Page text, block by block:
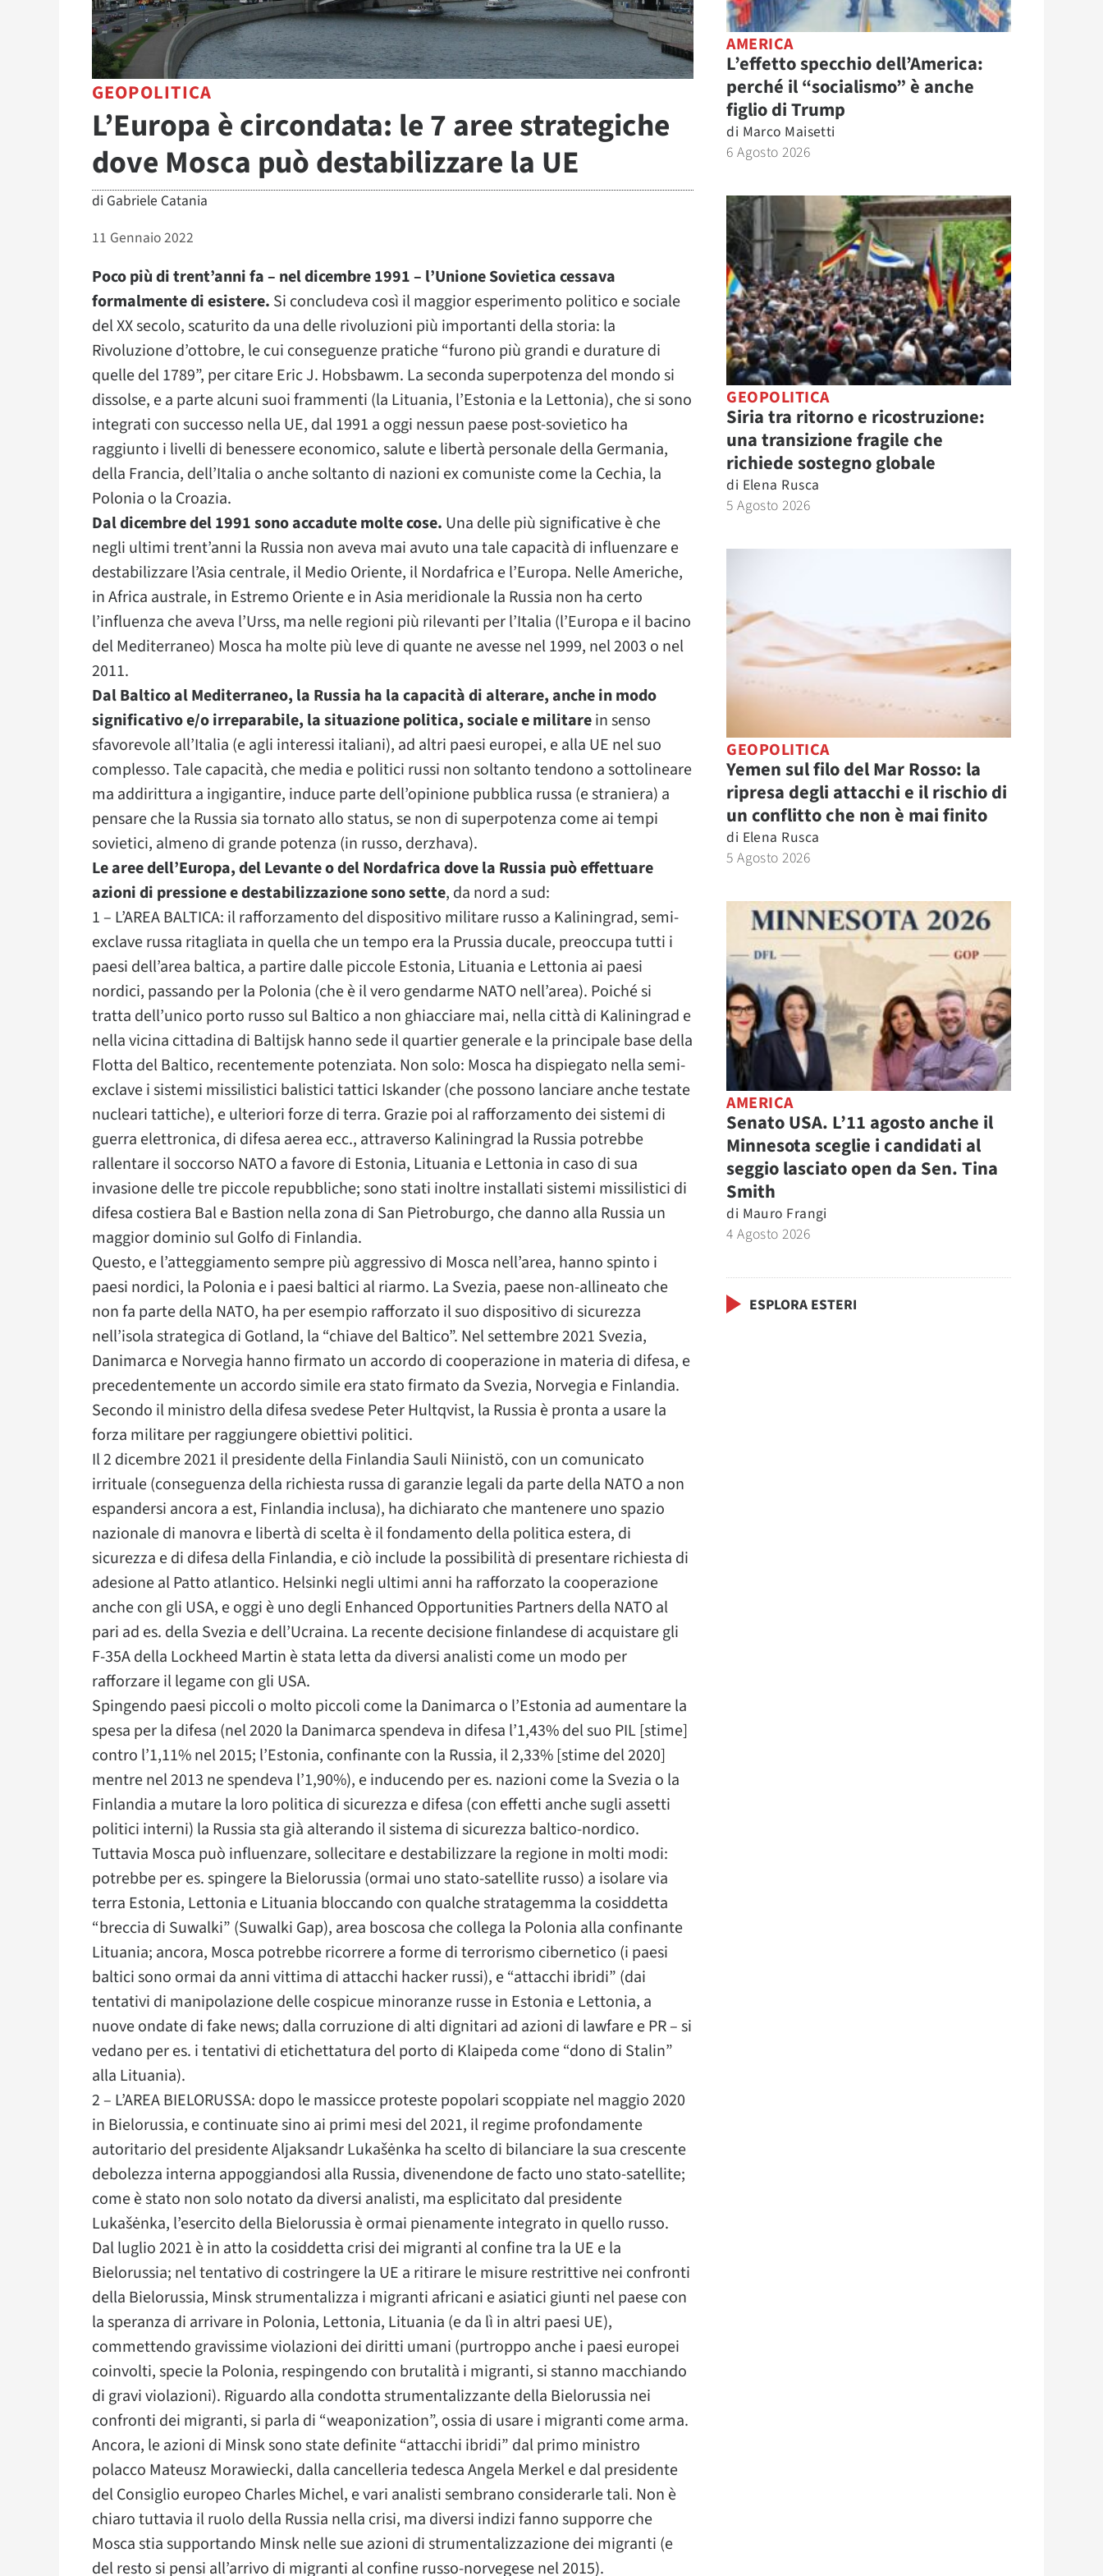
GEOPOLITICA
L’Europa è circondata: le 7 aree strategiche
dove Mosca può destabilizzare la UE
di Gabriele Catania
11 Gennaio 2022
Poco più di trent’anni fa – nel dicembre 1991 – l’Unione Sovietica cessava
formalmente di esistere. Si concludeva così il maggior esperimento politico e sociale
del XX secolo, scaturito da una delle rivoluzioni più importanti della storia: la
Rivoluzione d’ottobre, le cui conseguenze pratiche “furono più grandi e durature di
quelle del 1789”, per citare Eric J. Hobsbawm. La seconda superpotenza del mondo si
dissolse, e a parte alcuni suoi frammenti (la Lituania, l’Estonia e la Lettonia), che si sono
integrati con successo nella UE, dal 1991 a oggi nessun paese post-sovietico ha
raggiunto i livelli di benessere economico, salute e libertà personale della Germania,
della Francia, dell’Italia o anche soltanto di nazioni ex comuniste come la Cechia, la
Polonia o la Croazia.
Dal dicembre del 1991 sono accadute molte cose. Una delle più significative è che
negli ultimi trent’anni la Russia non aveva mai avuto una tale capacità di influenzare e
destabilizzare l’Asia centrale, il Medio Oriente, il Nordafrica e l’Europa. Nelle Americhe,
in Africa australe, in Estremo Oriente e in Asia meridionale la Russia non ha certo
l’influenza che aveva l’Urss, ma nelle regioni più rilevanti per l’Italia (l’Europa e il bacino
del Mediterraneo) Mosca ha molte più leve di quante ne avesse nel 1999, nel 2003 o nel
2011.
Dal Baltico al Mediterraneo, la Russia ha la capacità di alterare, anche in modo
significativo e/o irreparabile, la situazione politica, sociale e militarein senso
sfavorevole all’Italia (e agli interessi italiani), ad altri paesi europei, e alla UE nel suo
complesso. Tale capacità, che media e politici russi non soltanto tendono a sottolineare
ma addirittura a ingigantire, induce parte dell’opinione pubblica russa (e straniera) a
pensare che la Russia sia tornato allo status, se non di superpotenza come ai tempi
sovietici, almeno di grande potenza (in russo, derzhava).
Le aree dell’Europa, del Levante o del Nordafrica dove la Russia può effettuare
azioni di pressione e destabilizzazione sono sette, da nord a sud:
1 – L’AREA BALTICA: il rafforzamento del dispositivo militare russo a Kaliningrad, semi-
exclave russa ritagliata in quella che un tempo era la Prussia ducale, preoccupa tutti i
paesi dell’area baltica, a partire dalle piccole Estonia, Lituania e Lettonia ai paesi
nordici, passando per la Polonia (che è il vero gendarme NATO nell’area). Poiché si
tratta dell’unico porto russo sul Baltico a non ghiacciare mai, nella città di Kaliningrad e
nella vicina cittadina di Baltijsk hanno sede il quartier generale e la principale base della
Flotta del Baltico, recentemente potenziata. Non solo: Mosca ha dispiegato nella semi-
exclave i sistemi missilistici balistici tattici Iskander (che possono lanciare anche testate
nucleari tattiche), e ulteriori forze di terra. Grazie poi al rafforzamento dei sistemi di
guerra elettronica, di difesa aerea ecc., attraverso Kaliningrad la Russia potrebbe
rallentare il soccorso NATO a favore di Estonia, Lituania e Lettonia in caso di sua
invasione delle tre piccole repubbliche; sono stati inoltre installati sistemi missilistici di
difesa costiera Bal e Bastion nella zona di San Pietroburgo, che danno alla Russia un
maggior dominio sul Golfo di Finlandia.
Questo, e l’atteggiamento sempre più aggressivo di Mosca nell’area, hanno spinto i
paesi nordici, la Polonia e i paesi baltici al riarmo. La Svezia, paese non-allineato che
non fa parte della NATO, ha per esempio rafforzato il suo dispositivo di sicurezza
nell’isola strategica di Gotland, la “chiave del Baltico”. Nel settembre 2021 Svezia,
Danimarca e Norvegia hanno firmato un accordo di cooperazione in materia di difesa, e
precedentemente un accordo simile era stato firmato da Svezia, Norvegia e Finlandia.
Secondo il ministro della difesa svedese Peter Hultqvist, la Russia è pronta a usare la
forza militare per raggiungere obiettivi politici.
Il 2 dicembre 2021 il presidente della Finlandia Sauli Niinistö, con un comunicato
irrituale (conseguenza della richiesta russa di garanzie legali da parte della NATO a non
espandersi ancora a est, Finlandia inclusa), ha dichiarato che mantenere uno spazio
nazionale di manovra e libertà di scelta è il fondamento della politica estera, di
sicurezza e di difesa della Finlandia, e ciò include la possibilità di presentare richiesta di
adesione al Patto atlantico. Helsinki negli ultimi anni ha rafforzato la cooperazione
anche con gli USA, e oggi è uno degli Enhanced Opportunities Partners della NATO al
pari ad es. della Svezia e dell’Ucraina. La recente decisione finlandese di acquistare gli
F-35A della Lockheed Martin è stata letta da diversi analisti come un modo per
rafforzare il legame con gli USA.
Spingendo paesi piccoli o molto piccoli come la Danimarca o l’Estonia ad aumentare la
spesa per la difesa (nel 2020 la Danimarca spendeva in difesa l’1,43% del suo PIL [stime]
contro l’1,11% nel 2015; l’Estonia, confinante con la Russia, il 2,33% [stime del 2020]
mentre nel 2013 ne spendeva l’1,90%), e inducendo per es. nazioni come la Svezia o la
Finlandia a mutare la loro politica di sicurezza e difesa (con effetti anche sugli assetti
politici interni) la Russia sta già alterando il sistema di sicurezza baltico-nordico.
Tuttavia Mosca può influenzare, sollecitare e destabilizzare la regione in molti modi:
potrebbe per es. spingere la Bielorussia (ormai uno stato-satellite russo) a isolare via
terra Estonia, Lettonia e Lituania bloccando con qualche stratagemma la cosiddetta
“breccia di Suwalki” (Suwalki Gap), area boscosa che collega la Polonia alla confinante
Lituania; ancora, Mosca potrebbe ricorrere a forme di terrorismo cibernetico (i paesi
baltici sono ormai da anni vittima di attacchi hacker russi), e “attacchi ibridi” (dai
tentativi di manipolazione delle cospicue minoranze russe in Estonia e Lettonia, a
nuove ondate di fake news; dalla corruzione di alti dignitari ad azioni di lawfare e PR – si
vedano per es. i tentativi di etichettatura del porto di Klaipeda come “dono di Stalin”
alla Lituania).
2 – L’AREA BIELORUSSA: dopo le massicce proteste popolari scoppiate nel maggio 2020
in Bielorussia, e continuate sino ai primi mesi del 2021, il regime profondamente
autoritario del presidente Aljaksandr Lukašėnka ha scelto di bilanciare la sua crescente
debolezza interna appoggiandosi alla Russia, divenendone de facto uno stato-satellite;
come è stato non solo notato da diversi analisti, ma esplicitato dal presidente
Lukašėnka, l’esercito della Bielorussia è ormai pienamente integrato in quello russo.
Dal luglio 2021 è in atto la cosiddetta crisi dei migranti al confine tra la UE e la
Bielorussia; nel tentativo di costringere la UE a ritirare le misure restrittive nei confronti
della Bielorussia, Minsk strumentalizza i migranti africani e asiatici giunti nel paese con
la speranza di arrivare in Polonia, Lettonia, Lituania (e da lì in altri paesi UE),
commettendo gravissime violazioni dei diritti umani (purtroppo anche i paesi europei
coinvolti, specie la Polonia, respingendo con brutalità i migranti, si stanno macchiando
di gravi violazioni). Riguardo alla condotta strumentalizzante della Bielorussia nei
confronti dei migranti, si parla di “weaponization”, ossia di usare i migranti come arma.
Ancora, le azioni di Minsk sono state definite “attacchi ibridi” dal primo ministro
polacco Mateusz Morawiecki, dalla cancelleria tedesca Angela Merkel e dal presidente
del Consiglio europeo Charles Michel, e vari analisti sembrano considerarle tali. Non è
chiaro tuttavia il ruolo della Russia nella crisi, ma diversi indizi fanno supporre che
Mosca stia supportando Minsk nelle sue azioni di strumentalizzazione dei migranti (e
del resto si pensi all’arrivo di migranti al confine russo-norvegese nel 2015).
AMERICA
L’effetto specchio dell’America:
perché il “socialismo” è anche
figlio di Trump
di Marco Maisetti
6 Agosto 2026
GEOPOLITICA
Siria tra ritorno e ricostruzione:
una transizione fragile che
richiede sostegno globale
di Elena Rusca
5 Agosto 2026
GEOPOLITICA
Yemen sul filo del Mar Rosso: la
ripresa degli attacchi e il rischio di
un conflitto che non è mai finito
di Elena Rusca
5 Agosto 2026
AMERICA
Senato USA. L’11 agosto anche il
Minnesota sceglie i candidati al
seggio lasciato open da Sen. Tina
Smith
di Mauro Frangi
4 Agosto 2026
ESPLORA ESTERI